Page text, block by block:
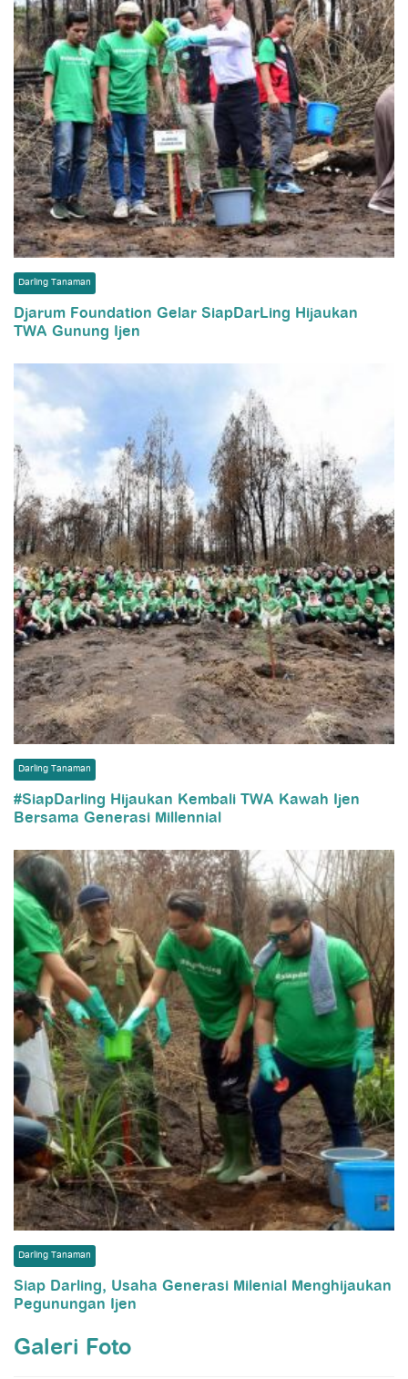
Darling Tanaman
Djarum Foundation Gelar SiapDarLing Hijaukan
TWA Gunung Ijen
Darling Tanaman
#SiapDarling Hijaukan Kembali TWA Kawah Ijen
Bersama Generasi Millennial
Darling Tanaman
Siap Darling, Usaha Generasi Milenial Menghijaukan
Pegunungan Ijen
Galeri Foto